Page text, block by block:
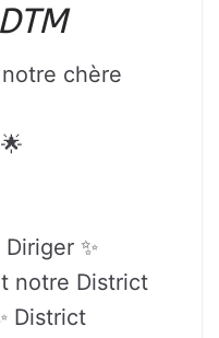
chère
✨
notre District
District